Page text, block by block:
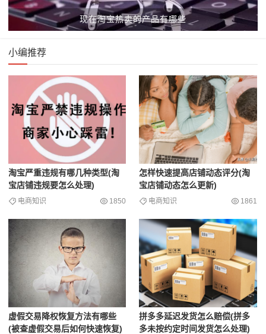
现在淘宝热卖的产品有哪些
小编推荐
淘宝严重违规有哪几种类型(淘
宝店铺违规要怎么处理)
电商知识 1850
怎样快速提高店铺动态评分(淘
宝店铺动态怎么更新)
电商知识 1861
虚假交易降权恢复方法有哪些
(被查虚假交易后如何快速恢复)
拼多多延迟发货怎么赔偿(拼多
多未按约定时间发货怎么处理)